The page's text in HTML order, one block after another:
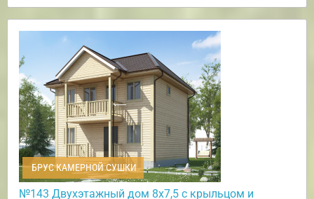
БРУС КАМЕРНОЙ СУШКИ
№143 Двухэтажный дом 8х7,5 с крыльцом и